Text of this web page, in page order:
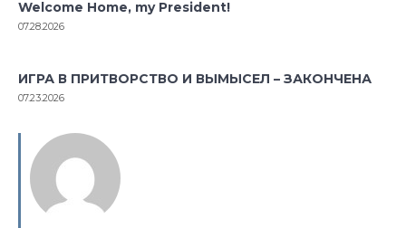
Welcome Home, my President!
07.28.2026
ИГРА В ПРИТВОРСТВО И ВЫМЫСЕЛ – ЗАКОНЧЕНА
07.23.2026